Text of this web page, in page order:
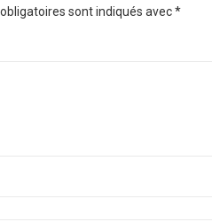
obligatoires sont indiqués avec*